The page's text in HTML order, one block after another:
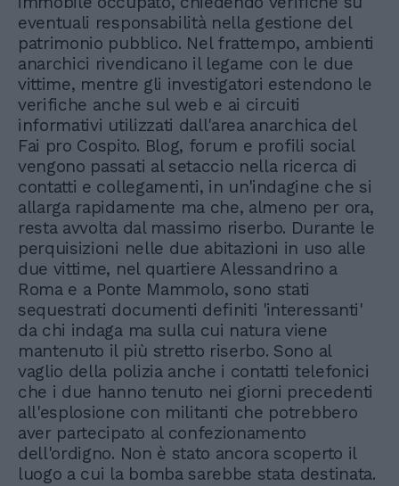
eventuali responsabilità nella gestione del
patrimonio pubblico. Nel frattempo, ambienti
anarchici rivendicano il legame con le due
vittime, mentre gli investigatori estendono le
verifiche anche sul web e ai circuiti
informativi utilizzati dall'area anarchica del
Fai pro Cospito. Blog, forum e profili social
vengono passati al setaccio nella ricerca di
contatti e collegamenti, in un'indagine che si
allarga rapidamente ma che, almeno per ora,
resta avvolta dal massimo riserbo. Durante le
perquisizioni nelle due abitazioni in uso alle
due vittime, nel quartiere Alessandrino a
Roma e a Ponte Mammolo, sono stati
sequestrati documenti definiti 'interessanti'
da chi indaga ma sulla cui natura viene
mantenuto il più stretto riserbo. Sono al
vaglio della polizia anche i contatti telefonici
che i due hanno tenuto nei giorni precedenti
all'esplosione con militanti che potrebbero
aver partecipato al confezionamento
dell'ordigno. Non è stato ancora scoperto il
luogo a cui la bomba sarebbe stata destinata.